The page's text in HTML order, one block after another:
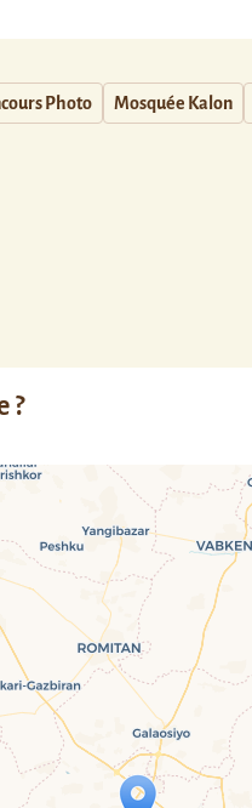
Photo Mosquée Kalon
?